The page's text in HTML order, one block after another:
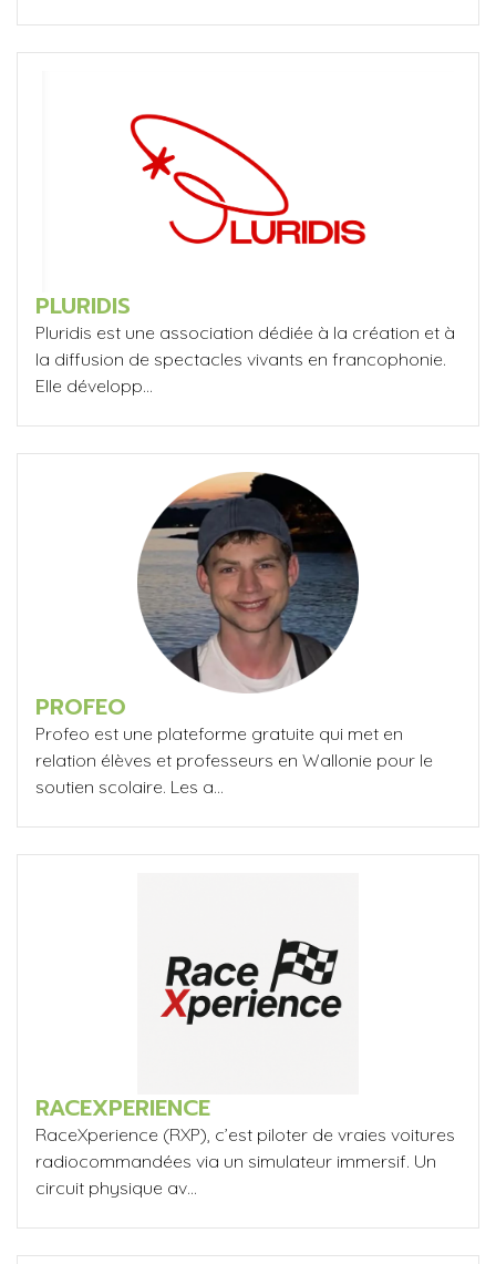
PLURIDIS
Pluridis est une association dédiée à la création et à
la diffusion de spectacles vivants en francophonie.
Elle développ...
PROFEO
Profeo est une plateforme gratuite qui met en
relation élèves et professeurs en Wallonie pour le
soutien scolaire. Les a...
RACEXPERIENCE
RaceXperience (RXP), c’est piloter de vraies voitures
radiocommandées via un simulateur immersif. Un
circuit physique av...